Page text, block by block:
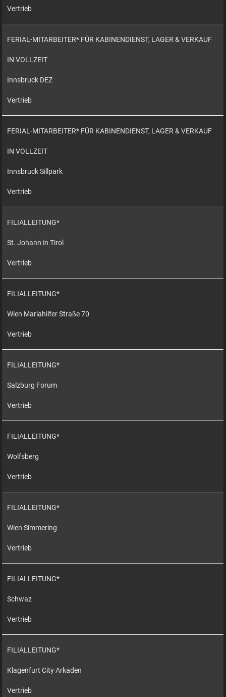
Vertrieb
FERIAL-MITARBEITER* FÜR KABINENDIENST, LAGER & VERKAUF
IN VOLLZEIT
Innsbruck DEZ
Vertrieb
FERIAL-MITARBEITER* FÜR KABINENDIENST, LAGER & VERKAUF
IN VOLLZEIT
Innsbruck Sillpark
Vertrieb
FILIALLEITUNG*
St. Johann in Tirol
Vertrieb
FILIALLEITUNG*
Wien Mariahilfer Straße 70
Vertrieb
FILIALLEITUNG*
Salzburg Forum
Vertrieb
FILIALLEITUNG*
Wolfsberg
Vertrieb
FILIALLEITUNG*
Wien Simmering
Vertrieb
FILIALLEITUNG*
Schwaz
Vertrieb
FILIALLEITUNG*
Klagenfurt City Arkaden
Vertrieb